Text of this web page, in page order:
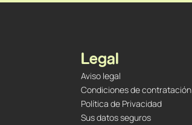
Legal
Aviso legal
Condiciones de contratación
Política de Privacidad
Sus datos seguros